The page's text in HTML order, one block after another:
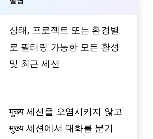
상태, 프로젝트 또는 환경별
로 필터링 가능한 모든 활성
및 최근 세션
मुख्य 세션을 오염시키지 않고
मुख्य 세션에서 대화를 분기